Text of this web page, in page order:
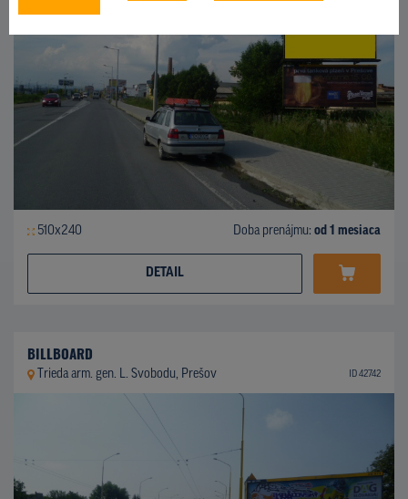
510x240 Doba prenájmu: od 1 mesiaca
DETAIL
BILLBOARD
Trieda arm. gen. L. Svobodu, Prešov ID 42742